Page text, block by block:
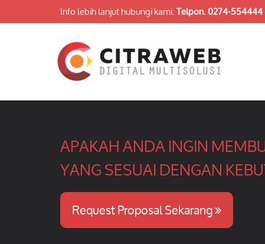
Info lebih lanjut hubungi kami:Telpon.0274-554444
APAKAH ANDA INGIN
YANG SESUAI DENGAN
Request Proposal Sekarang